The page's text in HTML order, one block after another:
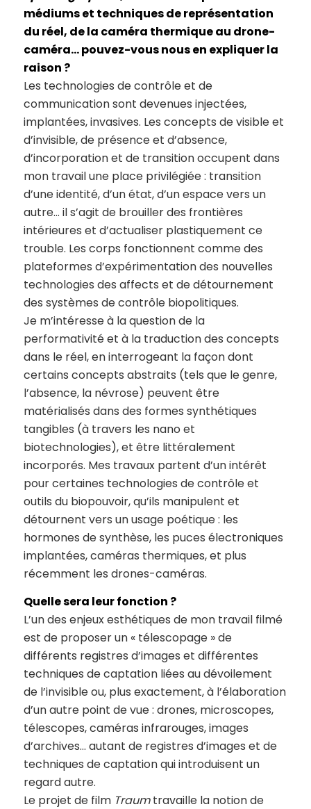
médiums et techniques de représentation
du réel, de la caméra thermique au drone-
caméra… pouvez-vous nous en expliquer la
raison ?
Les technologies de contrôle et de
communication sont devenues injectées,
implantées, invasives. Les concepts de visible et
d’invisible, de présence et d’absence,
d’incorporation et de transition occupent dans
mon travail une place privilégiée : transition
d’une identité, d’un état, d’un espace vers un
autre… il s’agit de brouiller des frontières
intérieures et d’actualiser plastiquement ce
trouble. Les corps fonctionnent comme des
plateformes d’expérimentation des nouvelles
technologies des affects et de détournement
des systèmes de contrôle biopolitiques.
Je m’intéresse à la question de la
performativité et à la traduction des concepts
dans le réel, en interrogeant la façon dont
certains concepts abstraits (tels que le genre,
l’absence, la névrose) peuvent être
matérialisés dans des formes synthétiques
tangibles (à travers les nano et
biotechnologies), et être littéralement
incorporés. Mes travaux partent d’un intérêt
pour certaines technologies de contrôle et
outils du biopouvoir, qu’ils manipulent et
détournent vers un usage poétique : les
hormones de synthèse, les puces électroniques
implantées, caméras thermiques, et plus
récemment les drones-caméras.
Quelle sera leur fonction ?
L’un des enjeux esthétiques de mon travail filmé
est de proposer un « télescopage » de
différents registres d’images et différentes
techniques de captation liées au dévoilement
de l’invisible ou, plus exactement, à l’élaboration
d’un autre point de vue : drones, microscopes,
télescopes, caméras infrarouges, images
d’archives… autant de registres d’images et de
techniques de captation qui introduisent un
regard autre.
Le projet de film Traumtravaille la notion de